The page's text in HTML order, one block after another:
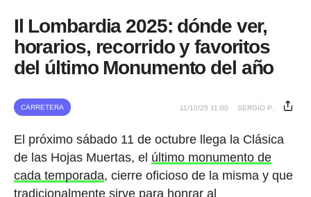
Il Lombardia 2025: dónde ver,
horarios, recorrido y favoritos
del último Monumento del año
CARRETERA 11/10/25 11:00 SERGIO P.
El próximo sábado 11 de octubre llega la Clásica
de las Hojas Muertas, el último monumento de
cada temporada, cierre oficioso de la misma y que
tradicionalmente sirve para honrar al